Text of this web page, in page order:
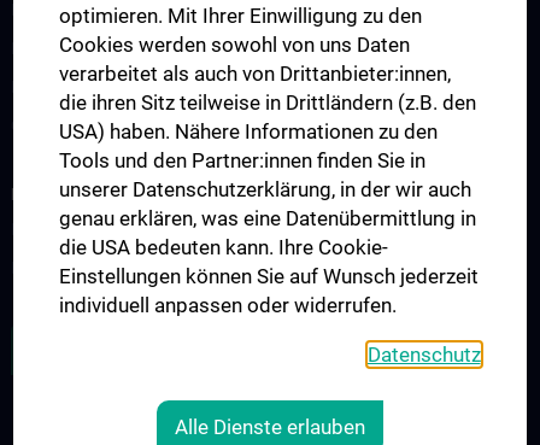
Events
Contact
FOR PATIENTS
Informationen für Patient:innen mit Primären Immundefekten
Informationen zum Thema Impfen
optimieren. Mit Ihrer Einwilligung zu den
Cookies werden sowohl von uns Daten
verarbeitet als auch von Drittanbieter:innen,
die ihren Sitz teilweise in Drittländern (z.B. den
USA) haben. Nähere Informationen zu den
Tools und den Partner:innen finden Sie in
unserer Datenschutzerklärung, in der wir auch
genau erklären, was eine Datenübermittlung in
die USA bedeuten kann. Ihre Cookie-
Einstellungen können Sie auf Wunsch jederzeit
individuell anpassen oder widerrufen.
Datenschutz
Alle Dienste erlauben